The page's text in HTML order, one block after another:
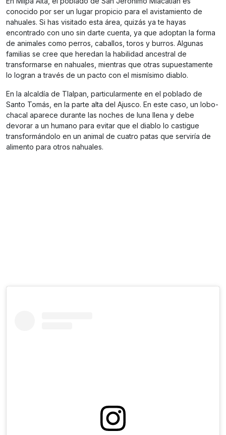
conocido por ser un lugar propicio para el avistamiento de
nahuales. Si has visitado esta área, quizás ya te hayas
encontrado con uno sin darte cuenta, ya que adoptan la forma
de animales como perros, caballos, toros y burros. Algunas
familias se cree que heredan la habilidad ancestral de
transformarse en nahuales, mientras que otras supuestamente
lo logran a través de un pacto con el mismísimo diablo.
En la alcaldía de Tlalpan, particularmente en el poblado de
Santo Tomás, en la parte alta del Ajusco. En este caso, un lobo-
chacal aparece durante las noches de luna llena y debe
devorar a un humano para evitar que el diablo lo castigue
transformándolo en un animal de cuatro patas que serviría de
alimento para otros nahuales.